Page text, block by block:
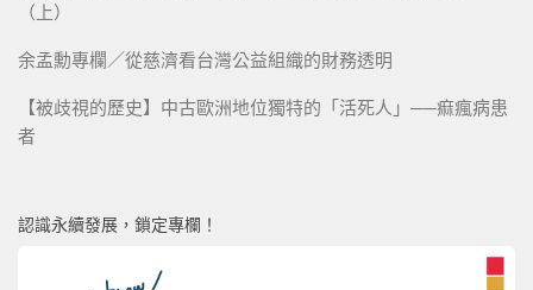
（上）
余孟勳專欄／從慈濟看台灣公益組織的財務透明
【被歧視的歷史】中古歐洲地位獨特的「活死人」──痲瘋病患
者
認識永續發展，鎖定專欄！